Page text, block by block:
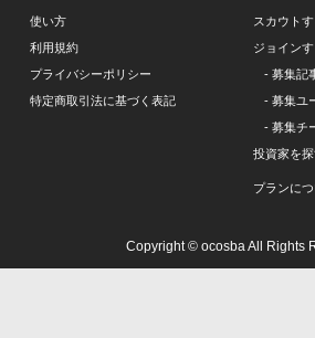
使い方
利用規約
プライバシーポリシー
特定商取引法に基づく表記
スカウトす
ジョインす
- 募集記
- 募集ユ
- 募集チ
投資家を
プランに
Copyright © ocosba All Rights